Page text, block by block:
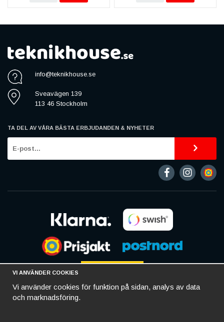
info@teknikhouse.se
Sveavägen 139
113 46 Stockholm
TA DEL AV VÅRA BÄSTA ERBJUDANDEN & NYHETER
VI ANVÄNDER COOKIES
Vi använder cookies för funktion på sidan, analys av data
och marknadsföring.